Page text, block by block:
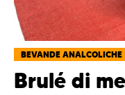
BEVANDE ANALCOLICHE
Brulé di